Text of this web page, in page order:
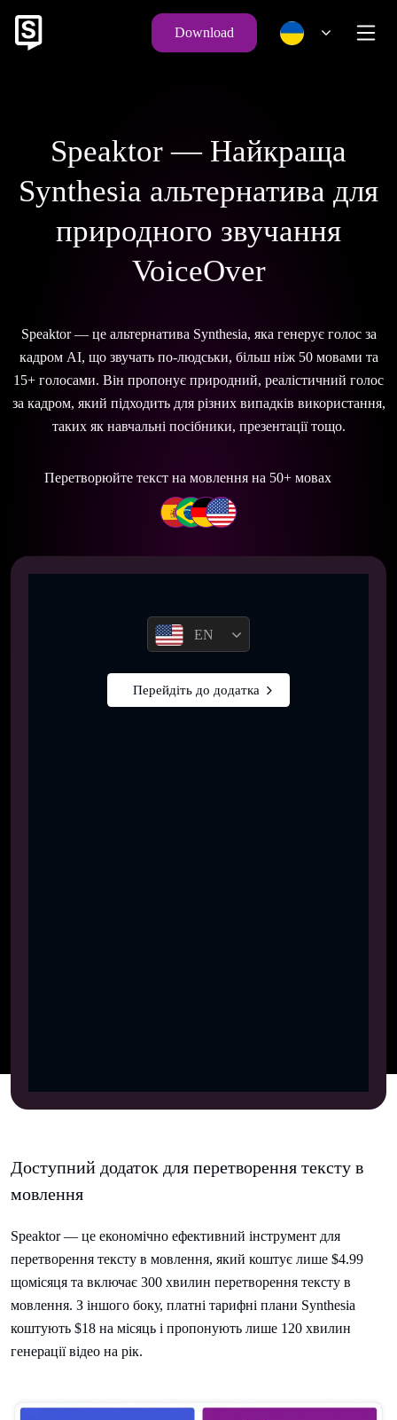
Download
Speaktor — Найкраща
Synthesia альтернатива для
природного звучання
VoiceOver
Speaktor — це альтернатива Synthesia, яка генерує голос за
кадром AI, що звучать по-людськи, більш ніж 50 мовами та
15+ голосами. Він пропонує природний, реалістичний голос
за кадром, який підходить для різних випадків використання,
таких як навчальні посібники, презентації тощо.
Перетворюйте текст на мовлення на 50+ мовах
EN
Перейдіть до додатка
Доступний додаток для перетворення тексту в
мовлення
Speaktor — це економічно ефективний інструмент для
перетворення тексту в мовлення, який коштує лише $4.99
щомісяця та включає 300 хвилин перетворення тексту в
мовлення. З іншого боку, платні тарифні плани Synthesia
коштують $18 на місяць і пропонують лише 120 хвилин
генерації відео на рік.